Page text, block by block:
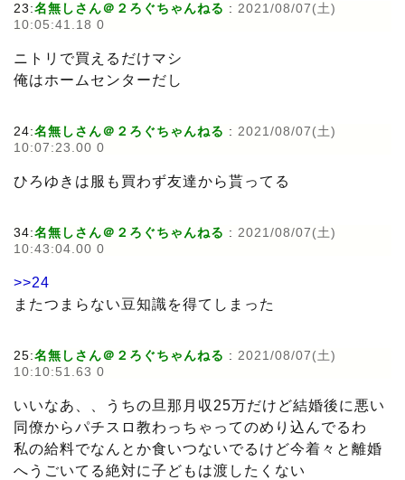
23:名無しさん＠２ろぐちゃんねる : 2021/08/07(土)
10:05:41.18 0
ニトリで買えるだけマシ
俺はホームセンターだし
24:名無しさん＠２ろぐちゃんねる : 2021/08/07(土)
10:07:23.00 0
ひろゆきは服も買わず友達から貰ってる
34:名無しさん＠２ろぐちゃんねる : 2021/08/07(土)
10:43:04.00 0
>>24
またつまらない豆知識を得てしまった
25:名無しさん＠２ろぐちゃんねる : 2021/08/07(土)
10:10:51.63 0
いいなあ、、うちの旦那月収25万だけど結婚後に悪い
同僚からパチスロ教わっちゃってのめり込んでるわ
私の給料でなんとか食いつないでるけど今着々と離婚
へうごいてる絶対に子どもは渡したくない